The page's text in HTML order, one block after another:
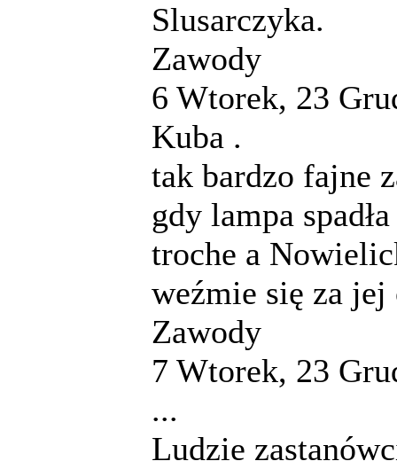
Slusarczyka.
Zawody
6 Wtorek, 23
Kuba .
tak bardzo fajne
gdy lampa
troche a
weźmie się za jej
Zawody
7 Wtorek, 23
...
Ludzie